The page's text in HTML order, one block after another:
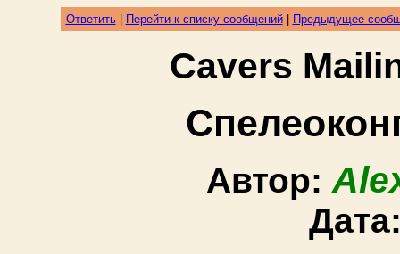
Ответить| Перейти к списку сообщений| Предыдущее
Cavers
Автор: